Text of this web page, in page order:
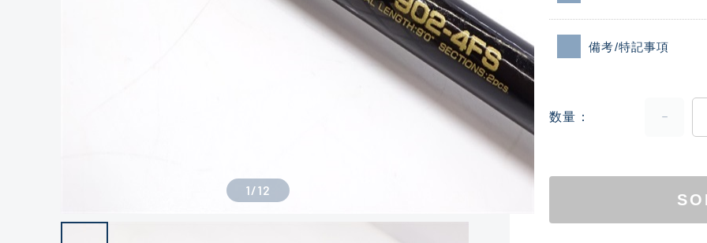
1/12
備考/特記事項
数量